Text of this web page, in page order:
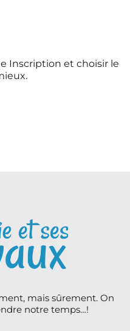
Inscription et choisir le
mais sûrement. On
notre temps…!